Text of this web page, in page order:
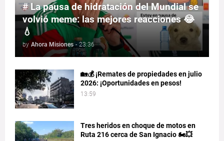
# La pausa de hidratación del Mundial se
volvió meme: las mejores reacciones 😂
💧
by Ahora Misiones - 23:36
🏡💰 ¡Remates de propiedades en julio
2026: ¡Oportunidades en pesos!
13:59
Tres heridos en choque de motos en
Ruta 216 cerca de San Ignacio 🏍️💥